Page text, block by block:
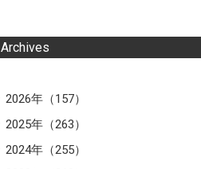
Archives
2026年（157）
2025年（263）
2024年（255）